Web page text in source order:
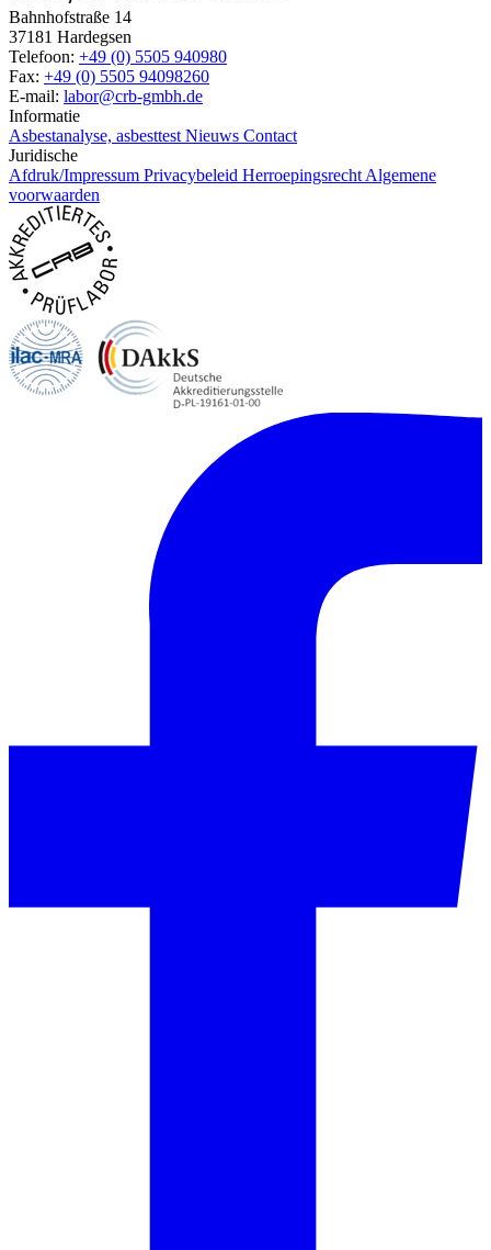
Bahnhofstraße 14
37181 Hardegsen
Telefoon: +49 (0) 5505 940980
Fax: +49 (0) 5505 94098260
E-mail: labor@crb-gmbh.de
Informatie
Asbestanalyse, asbesttest Nieuws Contact
Juridische
Afdruk/Impressum Privacybeleid Herroepingsrecht Algemene
voorwaarden